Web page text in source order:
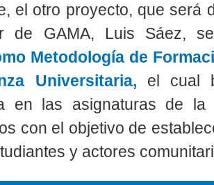
el otro proyecto, que será
de GAMA, Luis Sáez,
Metodología de
Universitaria, el cual
en las asignaturas de
con el objetivo de
y actores